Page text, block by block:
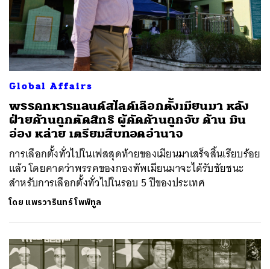
Global Affairs
พรรคทหารแลนด์สไลด์เลือกตั้งเมียนมา หลัง
ฝ่ายค้านถูกตัดสิทธิ ผู้คัดค้านถูกจับ ด้าน มิน
อ่อง หล่าย เตรียมสืบทอดอำนาจ
การเลือกตั้งทั่วไปในเฟสสุดท้ายของเมียนมาเสร็จสิ้นเรียบร้อย
แล้ว โดยคาดว่าพรรคของกองทัพเมียนมาจะได้รับชัยชนะ
สำหรับการเลือกตั้งทั่วไปในรอบ 5 ปีของประเทศ
โดย แพรวารินทร์ โพพิทูล